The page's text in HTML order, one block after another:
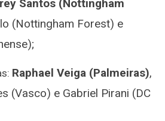
Santos (Nottingham
(Nottingham Forest) e
Raphael Veiga (Palmeiras),
(Vasco) e Gabriel Pirani (DC